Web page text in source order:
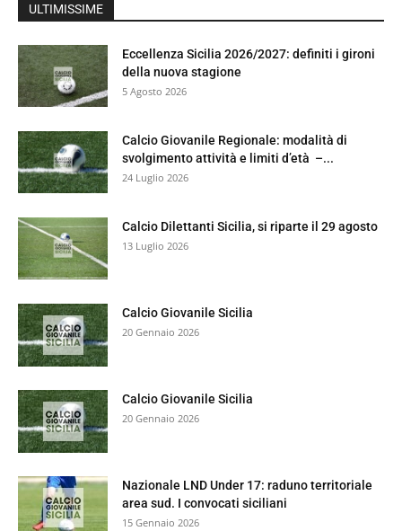
ULTIMISSIME
Eccellenza Sicilia 2026/2027: definiti i gironi
della nuova stagione
5 Agosto 2026
Calcio Giovanile Regionale: modalità di
svolgimento attività e limiti d’età –...
24 Luglio 2026
Calcio Dilettanti Sicilia, si riparte il 29 agosto
13 Luglio 2026
Calcio Giovanile Sicilia
20 Gennaio 2026
Calcio Giovanile Sicilia
20 Gennaio 2026
Nazionale LND Under 17: raduno territoriale
area sud. I convocati siciliani
15 Gennaio 2026